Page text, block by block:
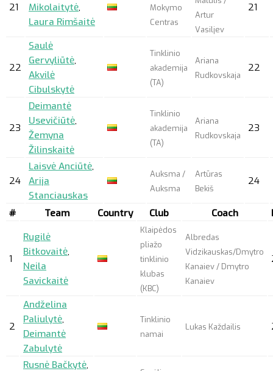
21
Mikolaitytė,
Laura Rimšaitė
Mokymo
Centras
Artur
Vasiljev
21
22
Saulė
Gervyliūtė,
Akvilė
Cibulskytė
Tinklinio
akademija
(TA)
Ariana
Rudkovskaja
22
23
Deimantė
Usevičiūtė,
Žemyna
Žilinskaitė
Tinklinio
akademija
(TA)
Ariana
Rudkovskaja
23
24
Laisvė Anciūtė,
Arija
Stanciauskas
Auksma /
Auksma
Artūras
Bekiš
24
# Team Country Club Coach
1
Rugilė
Bitkovaitė,
Neila
Savickaitė
Klaipėdos
pliažo
tinklinio
klubas
(KBC)
Albredas
Vidzikauskas/Dmytro
Kanaiev / Dmytro
Kanaiev
2
Andželina
Paliulytė,
Deimantė
Zabulytė
Tinklinio
namai
Lukas Každailis
Rusnė Bačkytė,